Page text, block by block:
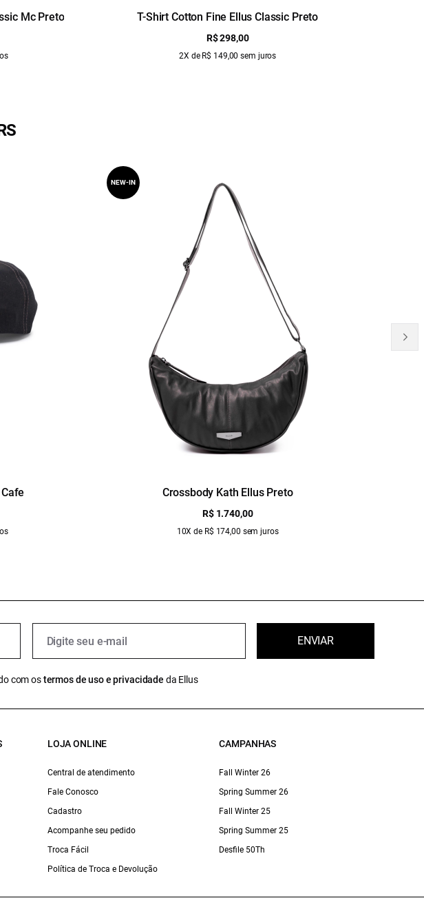
Mc Preto T-Shirt Cotton Fine Ellus Classic Preto
R$ 298,00
2X de R$ 149,00 sem juros
Crossbody Kath Ellus Preto
R$ 1.740,00
10X de R$ 174,00 sem juros
NEW-IN
ENVIAR
com ostermos de uso e privacidade da Ellus
LOJA ONLINE
Central de atendimento
Fale Conosco
Cadastro
Acompanhe seu pedido
Troca Fácil
Política de Troca e Devolução
CAMPANHAS
Fall Winter 26
Spring Summer 26
Fall Winter 25
Spring Summer 25
Desfile 50Th